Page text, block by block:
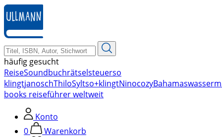
zum
Hauptinhalt
springen
häufig gesucht
ReiseSoundbuchrätselsteuerso
klingtjanoschThiloSyltso+klingtNinocozyBahamas
books reiseführer weltweit
Konto
0
Warenkorb